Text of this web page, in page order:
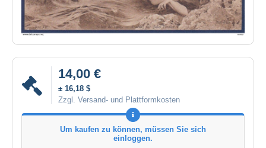
14,00 €
± 16,18 $
Zzgl. Versand- und Plattformkosten
Um kaufen zu können, müssen Sie sich
einloggen.